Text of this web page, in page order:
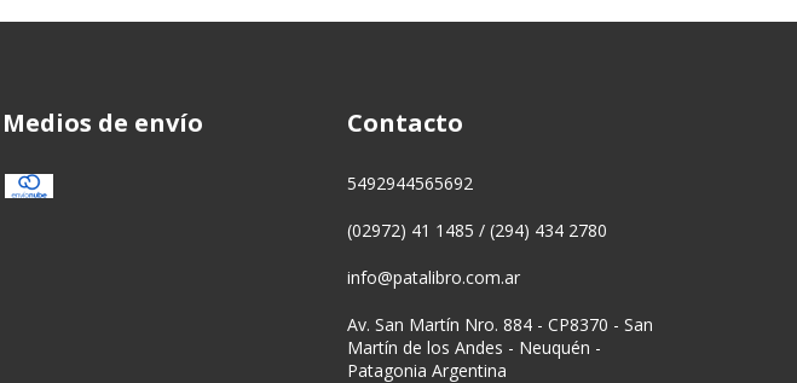
Medios de envío Contacto
5492944565692
(02972) 41 1485 / (294) 434 2780
info@patalibro.com.ar
Av. San Martín Nro. 884 - CP8370 - San
Martín de los Andes - Neuquén -
Patagonia Argentina